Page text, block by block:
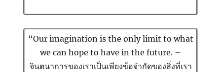
“Our imagination is the only limit to what
we can hope to have in the future. –
จินตนาการของเราเป็นเพียงข้อจำกัดของสิ่งที่เรา